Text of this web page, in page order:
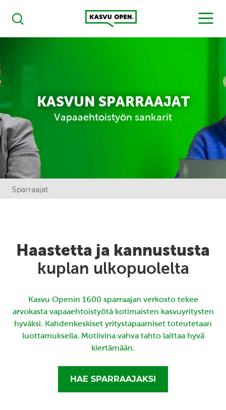
Haku
Kasvu Open
MENU
KASVUN SPARRAAJAT
Vapaaehtoistyön sankarit
Sparraajat
Haastetta ja kannustusta
kuplan ulkopuolelta
Kasvu Openin 1600 sparraajan verkosto tekee
arvokasta vapaaehtoistyötä kotimaisten kasvuyritysten
hyväksi. Kahdenkeskiset yritystapaamiset toteutetaan
luottamuksella. Motiivina vahva tahto laittaa hyvä
kiertämään.
HAE SPARRAAJAKSI